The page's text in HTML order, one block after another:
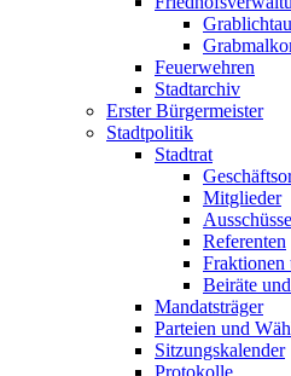
Feuerwehren
Stadtarchiv
Erster Bürgermeister
Stadtpolitik
Stadtrat
Mitglieder
Ausschüsse
Referenten
Fraktionen
Beiräte
Mandatsträger
Parteien und
Sitzungskalender
Protokolle